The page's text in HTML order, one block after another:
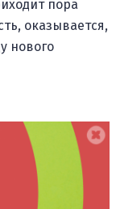
пора
оказывается,
нового